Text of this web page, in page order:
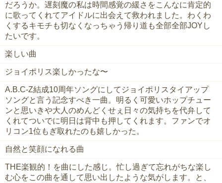
だろうか。遅刻魔の私は時間感覚の緩さをこんなに肯定的
に歌ってくれてアイドルに出会えて救われました。わくわ
くするキモチも切なくなっちゃう帰り道も全部全部JOYし
たいです。
楽しい曲
ジョイポリス楽しかったな〜
A.B.C-Z結成10周年ソングにしてジョイポリスタイアップ
ソングと言う記念すべき一曲。明るく可愛いホップチュー
ンと思いきや大人のめんどくせぇ日々の気持ちを代弁して
くれてついでに明日は背中も押してくれます。ファンでオ
リコン1位もぎ取れたのも嬉しかった。
自然と笑顔になれる曲
THE楽観的！を曲にした感じ。忙し過ぎて忘れがちな楽し
む心をこの曲を通して思い出したような気がします。と、